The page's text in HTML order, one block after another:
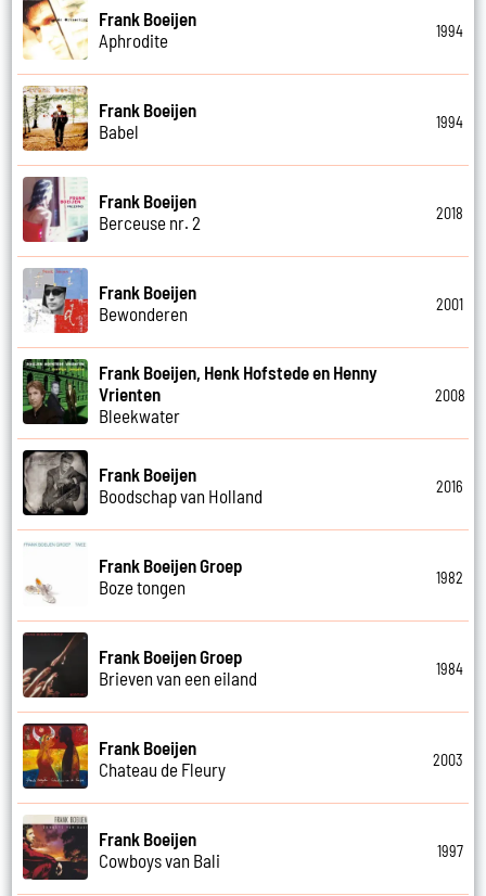
Frank Boeijen
Aphrodite
1994
Frank Boeijen
Babel
1994
Frank Boeijen
Berceuse nr. 2
2018
Frank Boeijen
Bewonderen
2001
Frank Boeijen, Henk Hofstede en Henny
Vrienten
Bleekwater
2008
Frank Boeijen
Boodschap van Holland
2016
Frank Boeijen Groep
Boze tongen
1982
Frank Boeijen Groep
Brieven van een eiland
1984
Frank Boeijen
Chateau de Fleury
2003
Frank Boeijen
Cowboys van Bali
1997